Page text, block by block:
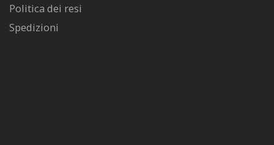
Politica dei resi
Spedizioni